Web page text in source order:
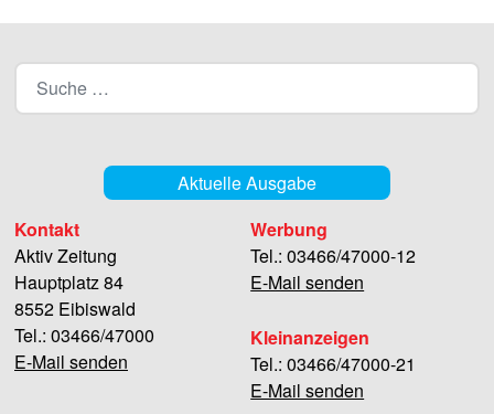
Aktuelle Ausgabe
Kontakt
Aktiv Zeitung
Hauptplatz 84
8552 Eibiswald
Tel.: 03466/47000
E-Mail senden
Werbung
Tel.: 03466/47000-12
E-Mail senden
Kleinanzeigen
Tel.: 03466/47000-21
E-Mail senden